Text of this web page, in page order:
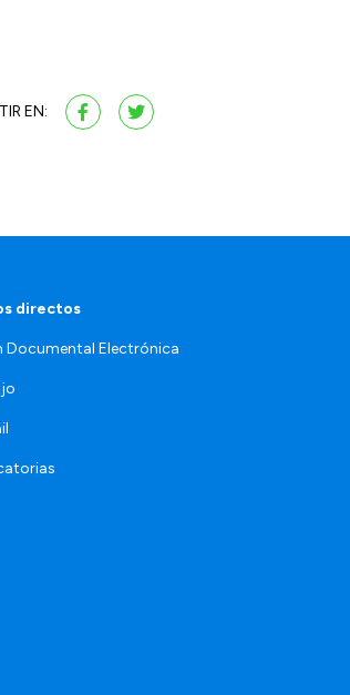
EN:
directos
Documental Electrónica